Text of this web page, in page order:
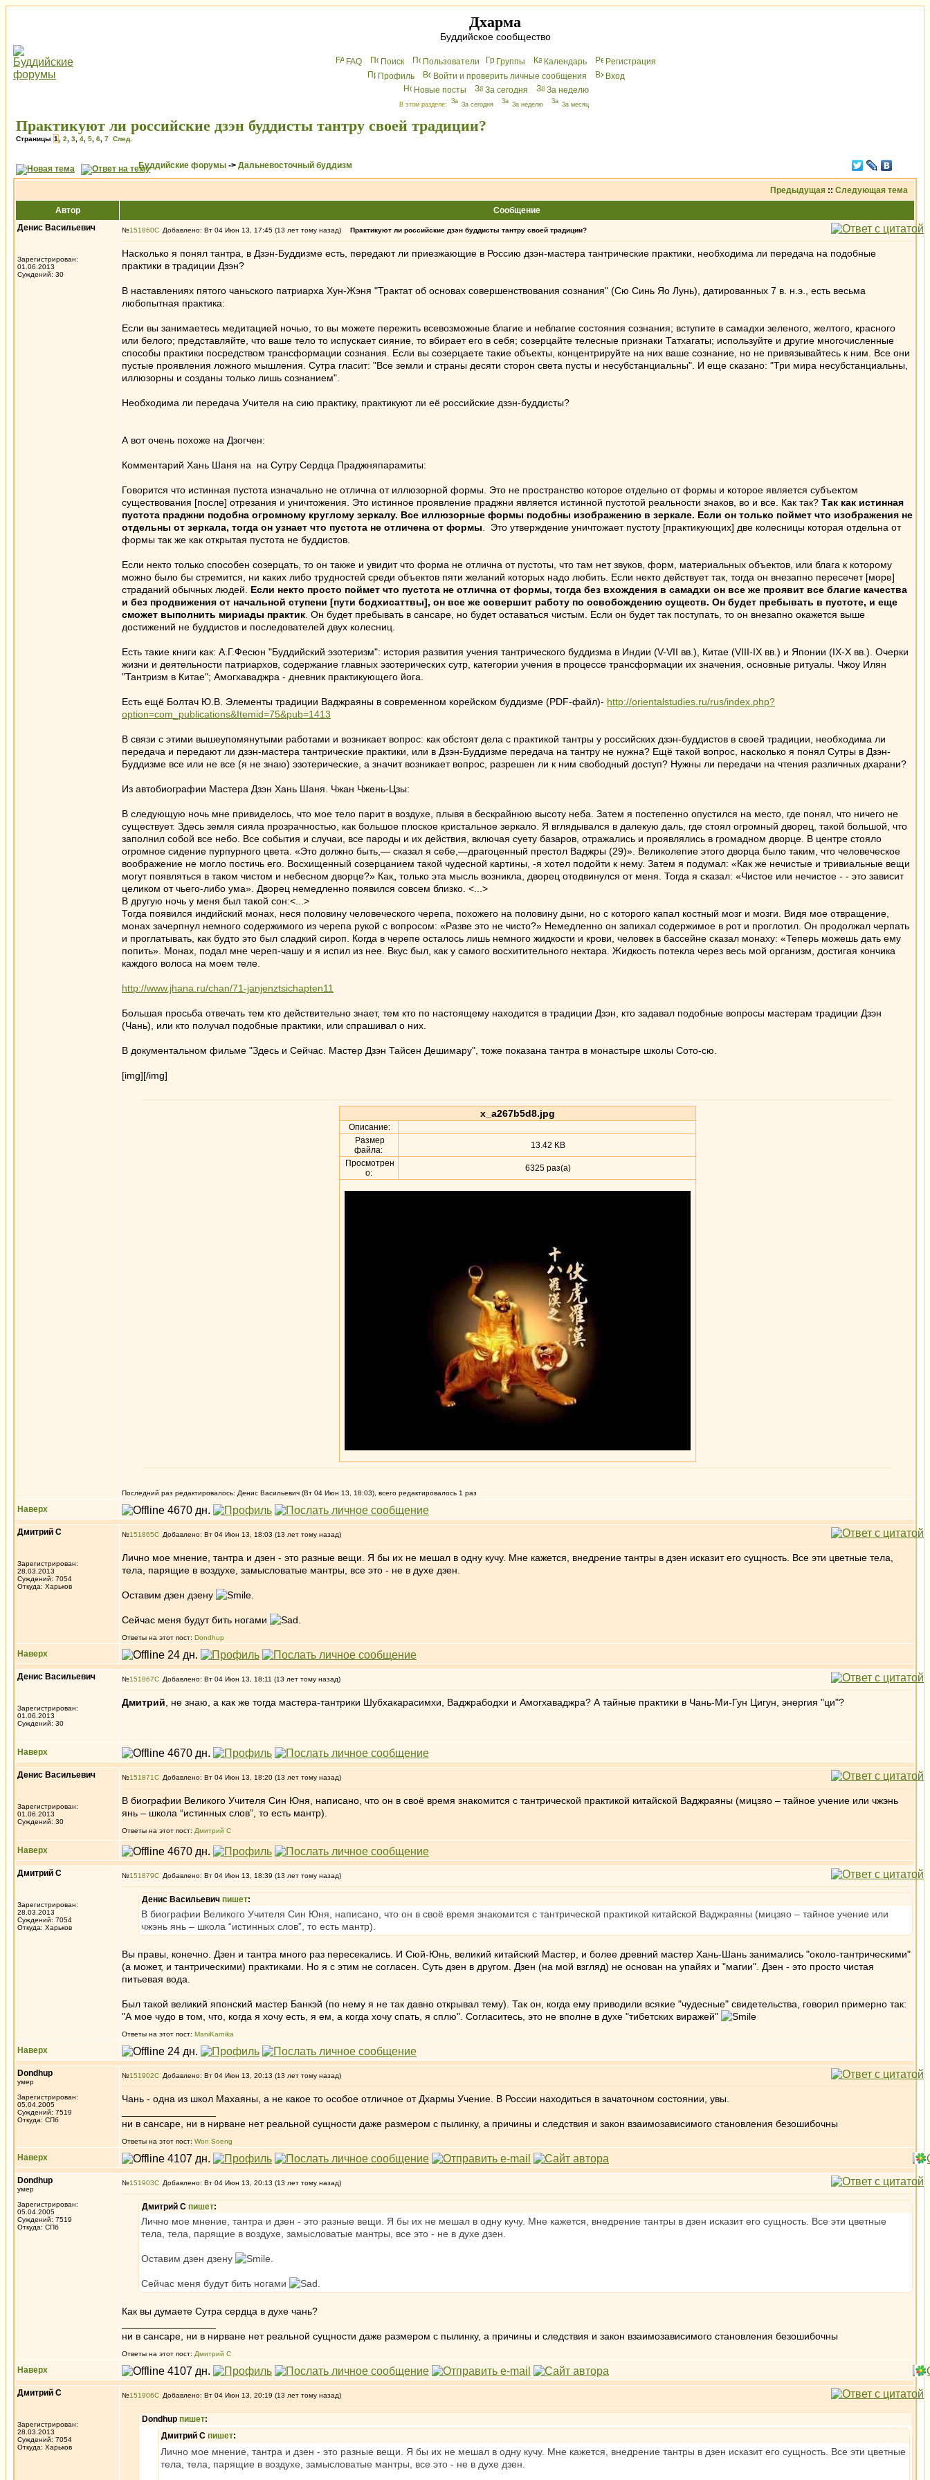
Дхарма
Буддийское сообщество
FAQ Поиск Пользователи Группы Календарь
Peгиcтрaция
Профиль
Войти и проверить личные сообщения
Вхoд
Новые посты
За сегодня За неделю
В этом разделе: За сегодня За неделю За месяц
Практикуют ли российские дзэн буддисты тантру своей традиции?
Страницы 1 2 3 4 5 6 7 След.
Буддийские форумы -> Дальневосточный буддизм
Предыдущая :: Следующая тема
Автор
Сообщение
Денис Васильевич
Зарегистрирован:
01.06.2013
Суждений: 30
№151860 Добавлено: Вт 04 Июн 13, 17:45 (13 лет тому назад) Практикуют ли российские дзэн буддисты тантру своей традиции?
Насколько я понял тантра, в Дзэн-Буддизме есть, передают ли приезжающие в Россию дзэн-мастера тантрические практики, необходима ли передача на подобные
практики в традиции Дзэн?
В наставлениях пятого чаньского патриарха Хун-Жэня "Трактат об основах совершенствования сознания" (Сю Синь Яо Лунь), датированных 7 в. н.э., есть весьма
любопытная практика:
Если вы занимаетесь медитацией ночью, то вы можете пережить всевозможные благие и неблагие состояния сознания; вступите в самадхи зеленого, желтого, красного
или белого; представляйте, что ваше тело то испускает сияние, то вбирает его в себя; созерцайте телесные признаки Татхагаты; используйте и другие многочисленные
способы практики посредством трансформации сознания. Если вы созерцаете такие объекты, концентрируйте на них ваше сознание, но не привязывайтесь к ним. Все они
пустые проявления ложного мышления. Сутра гласит: "Все земли и страны десяти сторон света пусты и несубстанциальны". И еще сказано: "Три мира несубстанциальны,
иллюзорны и созданы только лишь сознанием".
Необходима ли передача Учителя на сию практику, практикуют ли её российские дзэн-буддисты?
А вот очень похоже на Дзогчен:
Комментарий Хань Шаня на на Сутру Сердца Праджняпарамиты:
Говорится что истинная пустота изначально не отлична от иллюзорной формы. Это не пространство которое отдельно от формы и которое является субъектом
существования [после] отрезания и уничтожения. Это истинное проявление праджни является истинной пустотой реальности знаков, во и все. Как так? Так как истинная
пустота праджни подобна огромному круглому зеркалу. Все иллюзорные формы подобны изображению в зеркале. Если он только поймет что изображения не
отдельны от зеркала, тогда он узнает что пустота не отличена от формы . Это утверждение уничтожает пустоту [практикующих] две колесницы которая отдельна от
формы так же как открытая пустота не буддистов.
Если некто только способен созерцать, то он также и увидит что форма не отлична от пустоты, что там нет звуков, форм, материальных объектов, или блага к которому
можно было бы стремится, ни каких либо трудностей среди объектов пяти желаний которых надо любить. Если некто действует так, тогда он внезапно пересечет [море]
страданий обычных людей. Если некто просто поймет что пустота не отлична от формы, тогда без вхождения в самадхи он все же проявит все благие качества
и без продвижения от начальной ступени [пути бодхисаттвы], он все же совершит работу по освобождению существ. Он будет пребывать в пустоте, и еще
сможет выполнить мириады практик . Он будет пребывать в сансаре, но будет оставаться чистым. Если он будет так поступать, то он внезапно окажется выше
достижений не буддистов и последователей двух колесниц.
Есть такие книги как: А.Г.Фесюн "Буддийский эзотеризм": история развития учения тантрического буддизма в Индии (V-VII вв.), Китае (VIII-IX вв.) и Японии (IX-X вв.). Очерки
жизни и деятельности патриархов, содержание главных эзотерических сутр, категории учения в процессе трансформации их значения, основные ритуалы. Чжоу Илян
"Тантризм в Китае"; Амогхаваджра - дневник практикующего йога.
Есть ещё Болтач Ю.В. Элементы традиции Ваджраяны в современном корейском буддизме (PDF-файл)- http://orientalstudies.ru/rus/index.php?
option=com_publications&Itemid=75&pub=1413
В связи с этими вышеупомянутыми работами и возникает вопрос: как обстоят дела с практикой тантры у российских дзэн-буддистов в своей традиции, необходима ли
передача и передают ли дзэн-мастера тантрические практики, или в Дзэн-Буддизме передача на тантру не нужна? Ещё такой вопрос, насколько я понял Сутры в Дзэн-
Буддизме все или не все (я не знаю) эзотерические, а значит возникает вопрос, разрешен ли к ним свободный доступ? Нужны ли передачи на чтения различных дхарани?
Из автобиографии Мастера Дзэн Хань Шаня. Чжан Чжень-Цзы:
В следующую ночь мне привиделось, что мое тело парит в воздухе, плывя в бескрайнюю высоту неба. Затем я постепенно опустился на место, где понял, что ничего не
существует. Здесь земля сияла прозрачностью, как большое плоское кристальное зеркало. Я вглядывался в далекую даль, где стоял огромный дворец, такой большой, что
заполнил собой все небо. Все события и случаи, все пароды и их действия, включая суету базаров, отражались и проявлялись в громадном дворце. В центре стояло
огромное сидение пурпурного цвета. «Это должно быть,— сказал я себе,—драгоценный престол Ваджры (29)». Великолепие этого дворца было таким, что человеческое
воображение не могло постичь его. Восхищенный созерцанием такой чудесной картины, -я хотел подойти к нему. Затем я подумал: «Как же нечистые и тривиальные вещи
могут появляться в таком чистом и небесном дворце?» Как„ только эта мысль возникла, дворец отодвинулся от меня. Тогда я сказал: «Чистое или нечистое - - это зависит
целиком от чьего-либо ума». Дворец немедленно появился совсем близко. <...>
В другую ночь у меня был такой сон:<...>
Тогда появился индийский монах, неся половину человеческого черепа, похожего на половину дыни, но с которого капал костный мозг и мозги. Видя мое отвращение,
монах зачерпнул немного содержимого из черепа рукой с вопросом: «Разве это не чисто?» Немедленно он запихал содержимое в рот и проглотил. Он продолжал черпать
и проглатывать, как будто это был сладкий сироп. Когда в черепе осталось лишь немного жидкости и крови, человек в бассейне сказал монаху: «Теперь можешь дать ему
попить». Монах, подал мне череп-чашу и я испил из нее. Вкус был, как у самого восхитительного нектара. Жидкость потекла через весь мой организм, достигая кончика
каждого волоса на моем теле.
http://www.jhana.ru/chan/71-janjenztsichapten11
Большая просьба отвечать тем кто действительно знает, тем кто по настоящему находится в традиции Дзэн, кто задавал подобные вопросы мастерам традиции Дзэн
(Чань), или кто получал подобные практики, или спрашивал о них.
В документальном фильме "Здесь и Сейчас. Мастер Дзэн Тайсен Дешимару", тоже показана тантра в монастыре школы Сото-сю.
[img][/img]
x_a267b5d8.jpg
Описание:
Размер
файла:
13.42 KB
Просмотрен
о:
6325 раз(а)
Последний раз редактировалось: Денис Васильевич (Вт 04 Июн 13, 18:03), всего редактировалось 1 раз
Наверх
Дмитрий С
Зарегистрирован:
28.03.2013
Суждений: 7054
Откуда: Харьков
№151865 Добавлено: Вт 04 Июн 13, 18:03 (13 лет тому назад)
Лично мое мнение, тантра и дзен - это разные вещи. Я бы их не мешал в одну кучу. Мне кажется, внедрение тантры в дзен исказит его сущность. Все эти цветные тела,
тела, парящие в воздухе, замысловатые мантры, все это - не в духе дзен.
Оставим дзен дзену
Сейчас меня будут бить ногами
Ответы на этот пост: Dondhup
Наверх
Денис Васильевич
Зарегистрирован:
01.06.2013
Суждений: 30
№151867 Добавлено: Вт 04 Июн 13, 18:11 (13 лет тому назад)
Дмитрий , не знаю, а как же тогда мастера-тантрики Шубхакарасимхи, Ваджрабодхи и Амогхаваджра? А тайные практики в Чань-Ми-Гун Цигун, энергия "ци"?
Наверх
Денис Васильевич
Зарегистрирован:
01.06.2013
Суждений: 30
№151871 Добавлено: Вт 04 Июн 13, 18:20 (13 лет тому назад)
В биографии Великого Учителя Син Юня, написано, что он в своё время знакомится с тантрической практикой китайской Ваджраяны (мицзяо – тайное учение или чжэнь
янь – школа “истинных слов”, то есть мантр).
Ответы на этот пост: Дмитрий С
Наверх
Дмитрий С
Зарегистрирован:
28.03.2013
Суждений: 7054
Откуда: Харьков
№151879 Добавлено: Вт 04 Июн 13, 18:39 (13 лет тому назад)
Денис Васильевич пишет:
В биографии Великого Учителя Син Юня, написано, что он в своё время знакомится с тантрической практикой китайской Ваджраяны (мицзяо – тайное учение или
чжэнь янь – школа “истинных слов”, то есть мантр).
Вы правы, конечно. Дзен и тантра много раз пересекались. И Сюй-Юнь, великий китайский Мастер, и более древний мастер Хань-Шань занимались "около-тантрическими"
(а может, и тантрическими) практиками. Но я с этим не согласен. Суть дзен в другом. Дзен (на мой взгляд) не основан на упайях и "магии". Дзен - это просто чистая
питьевая вода.
Был такой великий японский мастер Банкэй (по нему я не так давно открывал тему). Так он, когда ему приводили всякие "чудесные" свидетельства, говорил примерно так:
"А мое чудо в том, что, когда я хочу есть, я ем, а когда хочу спать, я сплю". Согласитесь, это не вполне в духе "тибетских виражей"
Ответы на этот пост: ManiKarnika
Наверх
Dondhup
умер
Зарегистрирован:
05.04.2005
Суждений: 7519
Откуда: СПб
№151902 Добавлено: Вт 04 Июн 13, 20:13 (13 лет тому назад)
Чань - одна из школ Махаяны, а не какое то особое отличное от Дхармы Учение. В России находиться в зачаточном состоянии, увы.
ни в сансаре, ни в нирване нет реальной сущности даже размером с пылинку, а причины и следствия и закон взаимозависимого становления безошибочны
Ответы на этот пост: Won Soeng
Наверх
Dondhup
умер
Зарегистрирован:
05.04.2005
Суждений: 7519
Откуда: СПб
№151903 Добавлено: Вт 04 Июн 13, 20:13 (13 лет тому назад)
Дмитрий С пишет:
Лично мое мнение, тантра и дзен - это разные вещи. Я бы их не мешал в одну кучу. Мне кажется, внедрение тантры в дзен исказит его сущность. Все эти цветные
тела, тела, парящие в воздухе, замысловатые мантры, все это - не в духе дзен.
Оставим дзен дзену
Сейчас меня будут бить ногами
Как вы думаете Сутра сердца в духе чань?
ни в сансаре, ни в нирване нет реальной сущности даже размером с пылинку, а причины и следствия и закон взаимозависимого становления безошибочны
Ответы на этот пост: Дмитрий С
Наверх
Дмитрий С
Зарегистрирован:
28.03.2013
Суждений: 7054
Откуда: Харьков
№151906 Добавлено: Вт 04 Июн 13, 20:19 (13 лет тому назад)
Dondhup пишет:
Дмитрий С пишет:
Лично мое мнение, тантра и дзен - это разные вещи. Я бы их не мешал в одну кучу. Мне кажется, внедрение тантры в дзен исказит его сущность. Все эти цветные
тела, тела, парящие в воздухе, замысловатые мантры, все это - не в духе дзен.